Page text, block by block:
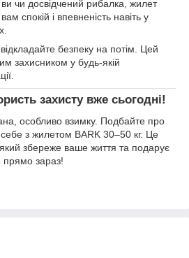
чи досвідчений рибалка, жилет
спокій і впевненість навіть у
безпеку на потім. Цей
захисником у будь-якій
захисту вже сьогодні!
особливо взимку. Подбайте про
себе з жилетом BARK 30–50 кг. Це
збереже ваше життя та подарує
прямо зараз!